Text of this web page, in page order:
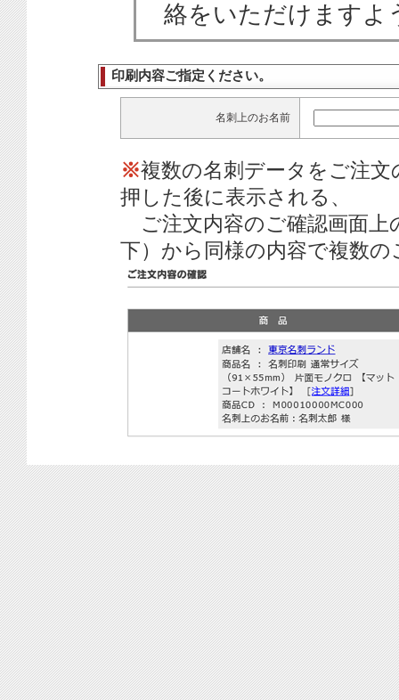
絡をいただけますよ
印刷内容ご指定ください。
名刺上のお名前
※複数の名刺データをご注
押した後に表示される、
ご注文内容のご確認画面上
下）から同様の内容で複数